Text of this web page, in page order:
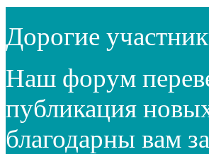
Дорогие
Наш форум
публикация
благодарны вам